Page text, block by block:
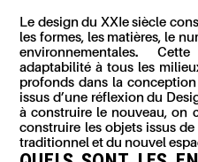
Le design du XXI esiècle
les formes, les matières, le
environnementales.
adaptabilité à tous les
profonds dans la
issus d’une réflexion du
à construire le nouveau, on
construire les objets issus
traditionnel et du nouvel